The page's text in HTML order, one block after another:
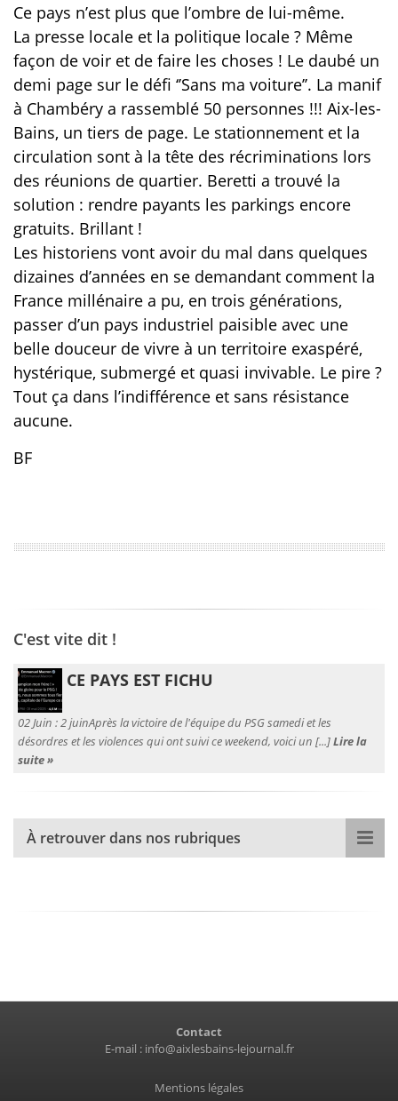
Ce pays n’est plus que l’ombre de lui-même.
La presse locale et la politique locale ? Même
façon de voir et de faire les choses ! Le daubé un
demi page sur le défi ‘’Sans ma voiture’’. La manif
à Chambéry a rassemblé 50 personnes !!! Aix-les-
Bains, un tiers de page. Le stationnement et la
circulation sont à la tête des récriminations lors
des réunions de quartier. Beretti a trouvé la
solution : rendre payants les parkings encore
gratuits. Brillant !
Les historiens vont avoir du mal dans quelques
dizaines d’années en se demandant comment la
France millénaire a pu, en trois générations,
passer d’un pays industriel paisible avec une
belle douceur de vivre à un territoire exaspéré,
hystérique, submergé et quasi invivable. Le pire ?
Tout ça dans l’indifférence et sans résistance
aucune.
BF
C'est vite dit !
CE PAYS EST FICHU
02 Juin :2 juinAprès la victoire de l'équipe du PSG samedi et les
désordres et les violences qui ont suivi ce weekend, voici un [...]Lire la
suite »
À retrouver dans nos rubriques
Contact
E-mail : info@aixlesbains-lejournal.fr
Mentions légales